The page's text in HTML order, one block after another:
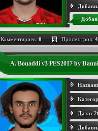
Комментариев: 0 Просмотров:
A. Bouaddi v3 PES2017 by Danni
Дата: